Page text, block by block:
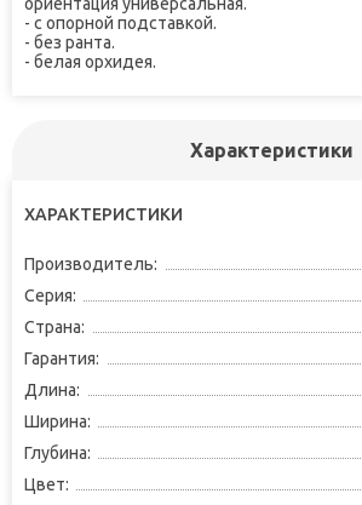
ориентация универсальная.
- с опорной подставкой.
- без ранта.
- белая орхидея.
Характеристики
ХАРАКТЕРИСТИКИ
Производитель:
Серия:
Страна:
Гарантия:
Длина:
Ширина:
Глубина:
Цвет: